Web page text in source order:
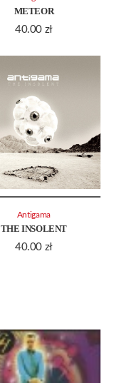
METEOR
40.00 zł
THE INSOLENT
40.00 zł
Antigama